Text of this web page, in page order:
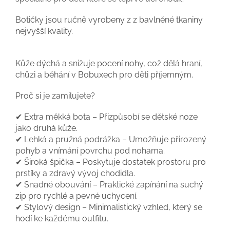
Botičky jsou ručně vyrobeny z z bavlněné tkaniny
nejvyšší kvality.
Kůže dýchá a snižuje pocení nohy, což dělá hraní,
chůzi a běhání v Bobuxech pro děti příjemným.
Proč si je zamilujete?
✔ Extra měkká bota – Přizpůsobí se dětské noze
jako druhá kůže.
✔ Lehká a pružná podrážka – Umožňuje přirozený
pohyb a vnímání povrchu pod nohama.
✔ Široká špička – Poskytuje dostatek prostoru pro
prstíky a zdravý vývoj chodidla.
✔ Snadné obouvání – Praktické zapínání na suchý
zip pro rychlé a pevné uchycení.
✔ Stylový design – Minimalistický vzhled, který se
hodí ke každému outfitu.